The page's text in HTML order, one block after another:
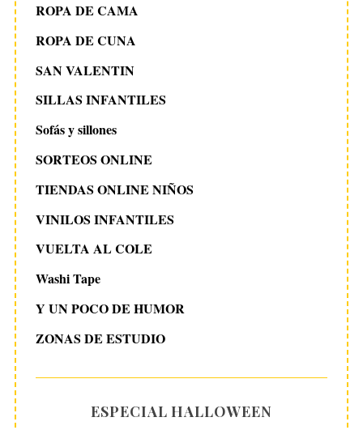
ROPA DE CAMA
ROPA DE CUNA
SAN VALENTIN
SILLAS INFANTILES
Sofás y sillones
SORTEOS ONLINE
TIENDAS ONLINE NIÑOS
VINILOS INFANTILES
VUELTA AL COLE
Washi Tape
Y UN POCO DE HUMOR
ZONAS DE ESTUDIO
ESPECIAL HALLOWEEN